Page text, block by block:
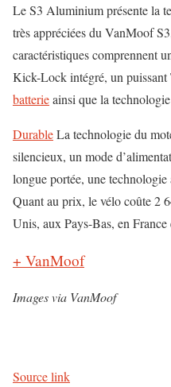
Le S3 Aluminium présente la
très appréciées du VanMoof
caractéristiques comprennent
Kick-Lock intégré, un
batterieainsi que la
DurableLa technologie du
silencieux, un mode
longue portée, une
Quant au prix, le vélo coûte 2
Unis, aux Pays-Bas, en
+ VanMoof
Images via VanMoof
Source link